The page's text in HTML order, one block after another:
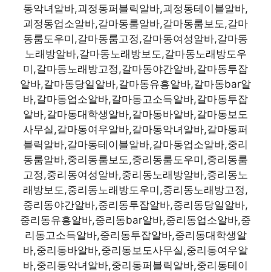
동악녀알바,괴정동퍼블릭알바,괴정동테이블알바,
괴정동업소알바,갈마동룸알바,갈마동룸보도,갈마
동룸도우미,갈마동룸고정,갈마동여성알바,갈마동
노래방알바,갈마동노래방보도,갈마동노래방도우
미,갈마동노래방고정,갈마동야간알바,갈마동투잡
알바,갈마동당일알바,갈마동유흥알바,갈마동bar알
바,갈마동업소알바,갈마동고소득알바,갈마동투잡
알바,갈마동대학생알바,갈마동바알바,갈마동보도
사무실,갈마동여우알바,갈마동악녀알바,갈마동퍼
블릭알바,갈마동테이블알바,갈마동업소알바,중리
동룸알바,중리동룸보도,중리동룸도우미,중리동룸
고정,중리동여성알바,중리동노래방알바,중리동노
래방보도,중리동노래방도우미,중리동노래방고정,
중리동야간알바,중리동투잡알바,중리동당일알바,
중리동유흥알바,중리동bar알바,중리동업소알바,중
리동고소득알바,중리동투잡알바,중리동대학생알
바,중리동바알바,중리동보도사무실,중리동여우알
바,중리동악녀알바,중리동퍼블릭알바,중리동테이